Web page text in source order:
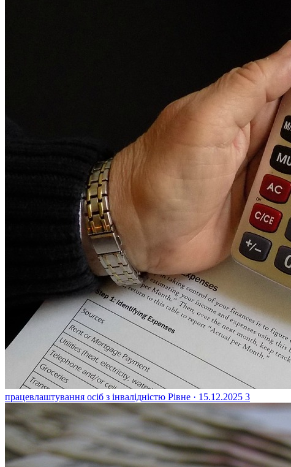
працевлаштування осіб з інвалідністю Рівне · 15.12.2025 3